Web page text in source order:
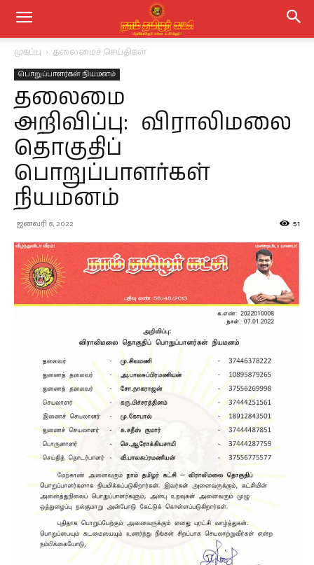
முகப்பு தலைமைச் செய்திகள்
பொறுப்பாளர்கள் நியமனம்
தலைமை
அறிவிப்பு: விராலிமலை
தொகுதிப்
பொறுப்பாளர்கள்
நியமனம்
ஜனவரி 8, 2022 51